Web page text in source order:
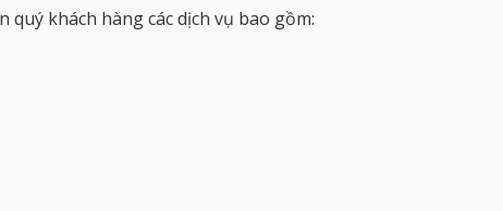
khách hàng các dịch vụ bao gồm: